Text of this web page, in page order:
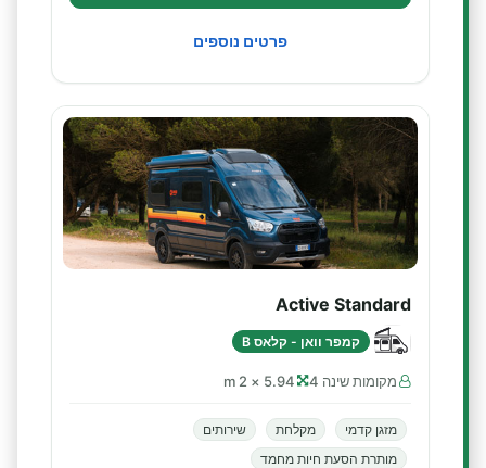
פרטים נוספים
Active Standard
קמפר וואן - קלאס B
מקומות שינה 4 5.94 × 2 m
מזגן קדמי מקלחת
שירותים
מותרת הסעת חיות מחמד